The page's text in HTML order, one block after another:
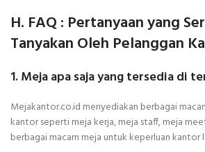
H. FAQ : Pertanyaan yang
Tanyakan Oleh Pelanggan
1. Meja apa saja yang tersedia di
Mejakantor.co.id menyediakan berbagai
kantor seperti meja kerja, meja staff, meja
berbagai macam meja untuk keperluan kantor